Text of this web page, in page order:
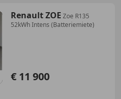
Renault ZOE Zoe R135
52kWh Intens (Batteriemiete)
€ 11 900